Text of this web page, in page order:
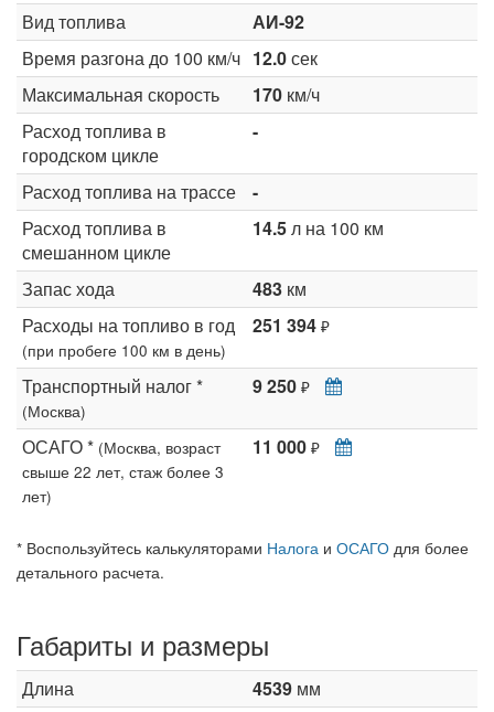
Вид топлива
АИ-92
Время разгона до 100 км/ч 12.0сек
Максимальная скорость
170 км/ч
Расход топлива в
городском цикле
-
Расход топлива на трассе
-
Расход топлива в
смешанном цикле
14.5л на 100 км
Запас хода 483 км
Расходы на топливо в год
(при пробеге 100 км в день)
251 394 ₽
Транспортный налог *
(Москва)
9 250 ₽
ОСАГО * (Москва, возраст
свыше 22 лет, стаж более 3
лет)
11 000 ₽
* Воспользуйтесь калькуляторами Налога и ОСАГО для более
детального расчета.
Габариты и размеры
Длина 4539 мм